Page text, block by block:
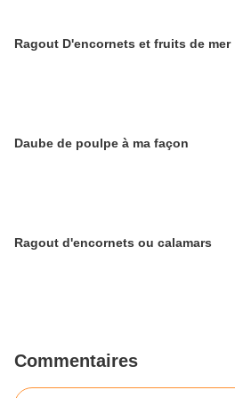
Ragout D'encornets et fruits de mer
Daube de poulpe à ma façon
Ragout d'encornets ou calamars
Commentaires